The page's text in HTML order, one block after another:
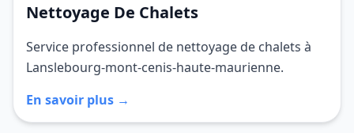
Nettoyage De Chalets
Service professionnel de nettoyage de chalets à
Lanslebourg-mont-cenis-haute-maurienne.
En savoir plus →